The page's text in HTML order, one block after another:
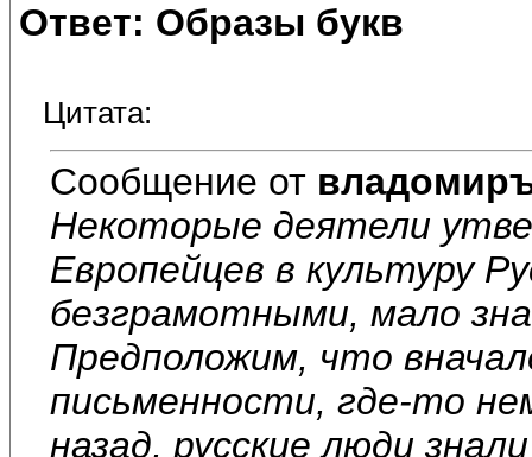
Ответ: Образы букв
Цитата:
Сообщение от
Некоторые деятели
Европейцев в культуру
безграмотными, мало
Предположим, что
письменности, где-то
назад, русские люди